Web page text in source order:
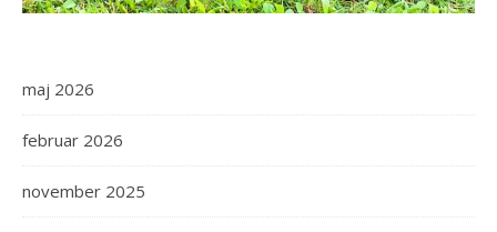
maj 2026
februar 2026
november 2025